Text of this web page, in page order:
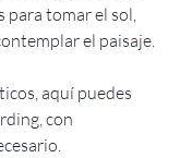
para tomar el sol,
el paisaje.
aquí puedes
con